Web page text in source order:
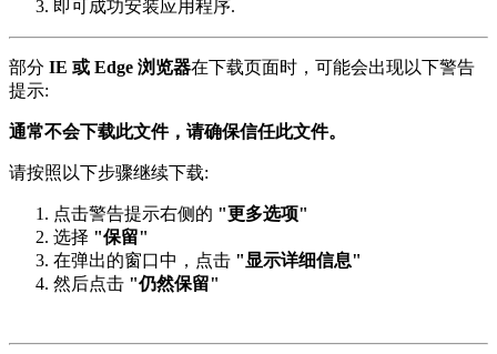
即可成功安装应用程序.
部分 IE 或 Edge 浏览器在下载页面时，可能会出现以下警告
提示:
通常不会下载此文件，请确保信任此文件。
请按照以下步骤继续下载:
点击警告提示右侧的 "更多选项"
选择 "保留"
在弹出的窗口中，点击 "显示详细信息"
然后点击 "仍然保留"